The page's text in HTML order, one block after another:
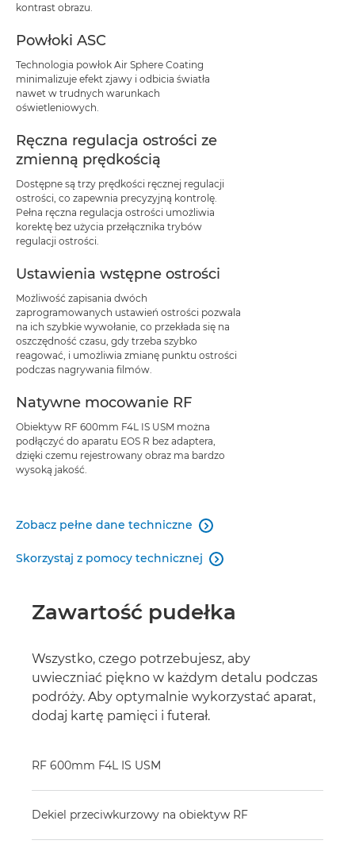
kontrast obrazu.
Powłoki ASC
Technologia powłok Air Sphere Coating
minimalizuje efekt zjawy i odbicia światła
nawet w trudnych warunkach
oświetleniowych.
Ręczna regulacja ostrości ze
zmienną prędkością
Dostępne są trzy prędkości ręcznej regulacji
ostrości, co zapewnia precyzyjną kontrolę.
Pełna ręczna regulacja ostrości umożliwia
korektę bez użycia przełącznika trybów
regulacji ostrości.
Ustawienia wstępne ostrości
Możliwość zapisania dwóch
zaprogramowanych ustawień ostrości pozwala
na ich szybkie wywołanie, co przekłada się na
oszczędność czasu, gdy trzeba szybko
reagować, i umożliwia zmianę punktu ostrości
podczas nagrywania filmów.
Natywne mocowanie RF
Obiektyw RF 600mm F4L IS USM można
podłączyć do aparatu EOS R bez adaptera,
dzięki czemu rejestrowany obraz ma bardzo
wysoką jakość.
Zobacz pełne dane techniczne 
Skorzystaj z pomocy technicznej 
Zawartość pudełka
Wszystko, czego potrzebujesz, aby
uwieczniać piękno w każdym detalu podczas
podróży. Aby optymalnie wykorzystać aparat,
dodaj kartę pamięci i futerał.
RF 600mm F4L IS USM
Dekiel przeciwkurzowy na obiektyw RF